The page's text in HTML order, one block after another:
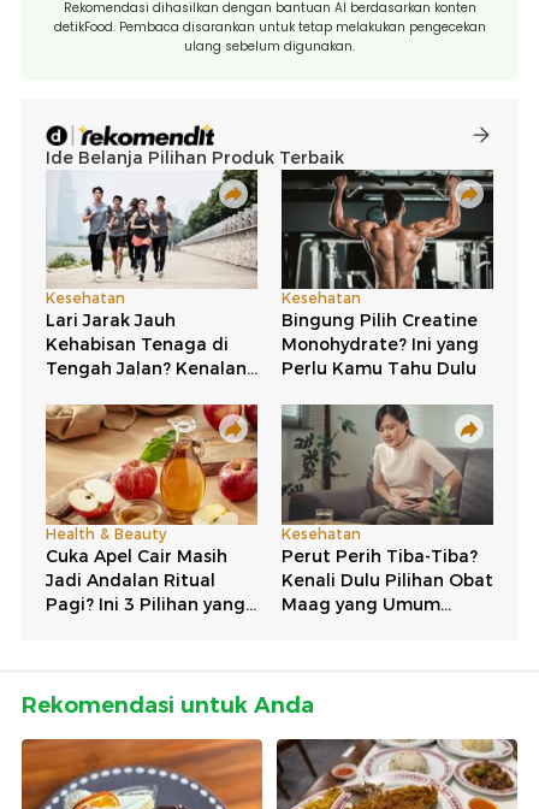
Rekomendasi dihasilkan dengan bantuan AI berdasarkan konten
detikFood. Pembaca disarankan untuk tetap melakukan pengecekan
ulang sebelum digunakan.
Rekomendasi untuk Anda